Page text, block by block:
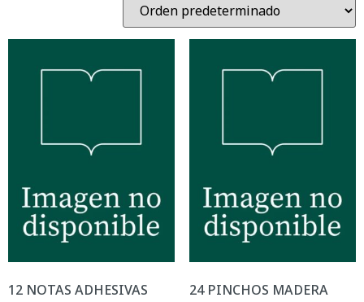
12 NOTAS ADHESIVAS 24 PINCHOS MADERA